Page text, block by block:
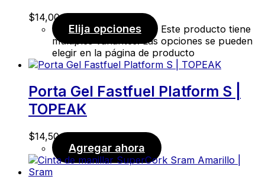
$14,00
Elija opciones
Este producto tiene
múltiples variantes. Las opciones se pueden
elegir en la página de producto
Porta Gel Fastfuel Platform S |
TOPEAK
$14,50
Agregar ahora